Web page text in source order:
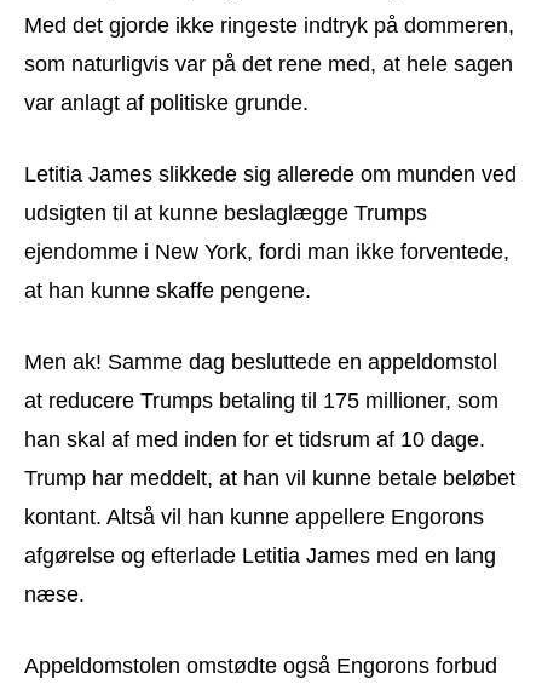
Med det gjorde ikke ringeste indtryk på dommeren,
som naturligvis var på det rene med, at hele sagen
var anlagt af politiske grunde.
Letitia James slikkede sig allerede om munden ved
udsigten til at kunne beslaglægge Trumps
ejendomme i New York, fordi man ikke forventede,
at han kunne skaffe pengene.
Men ak! Samme dag besluttede en appeldomstol
at reducere Trumps betaling til 175 millioner, som
han skal af med inden for et tidsrum af 10 dage.
Trump har meddelt, at han vil kunne betale beløbet
kontant. Altså vil han kunne appellere Engorons
afgørelse og efterlade Letitia James med en lang
næse.
Appeldomstolen omstødte også Engorons forbud